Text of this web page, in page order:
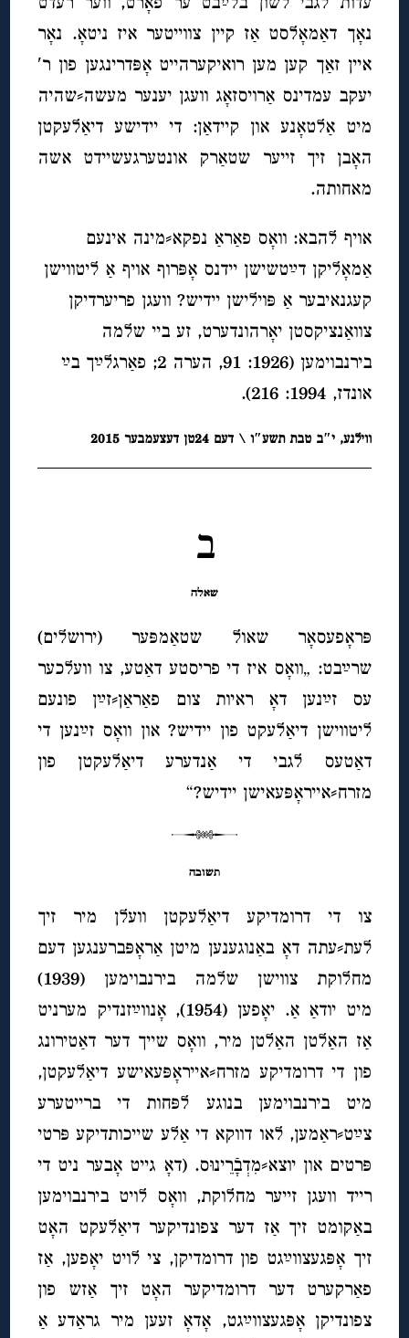
נאָך דאַמאָלסט אַז קיין צווייטער איז ניטאָ. נאָר
איין זאַך קען מען רואיקערהייט אָפּדרינגען פון ר′
יעקב עמדינס אַרויסזאָג וועגן יענער מעשה⸗שהיה
מיט אַלטאָנע און קיידאַן: די יידישע דיאַלעקטן
האָבן זיך זייער שטאַרק אונטערגעשיידט אשה
מאחותה.
אויף להבא: וואָס פאַראַ נפקא⸗מינה אינעם
אַמאָליקן דײַטשישן יידנס אָפּרוף אויף אַ ליטווישן
קעגנאיבער אַ פּוילישן יידיש? וועגן פריערדיקן
צוואַנציקסטן יאָרהונדערט, זע ביי שלמה
בירנבוימען (1926: 91, הערה 2; פאַרגלײַך בײַ
אונדז, 1994: 216).
ווילנע, י″ב טבת תשע″ו \ דעם 24טן דעצעמבער 2015
ב
שאלה
פּראָפעסאָר שאול שטאַמפּער (ירושלים)
שרײַבט: „וואָס איז די פריסטע דאַטע, צו וועלכער
עס זײַנען
דאָ ראיות צום פאַראַן⸗זײַן פונעם
ליטווישן דיאַלעקט פון יידיש? און וואָס זײַנען די
דאַטעס לגבי די אַנדערע דיאַלעקטן פון
מזרח⸗אייראָפּעאישן יידיש?“
תשובה
צו די דרומדיקע דיאַלעקטן וועלן מיר זיך
לעת⸗עתה דאָ באַנוגענען מיטן אַראָפּברענגען דעם
מחלוקת צווישן שלמה בירנבוימען (1939)
מיט יודאַ אַ. יאָפען (1954), אָנווײַזנדיק מערניט
אַז האַלטן האַלטן מיר, וואָס שייך דער דאַטירונג
פון די דרומדיקע מזרח⸗אייראָפּעאישע דיאַלעקטן,
מיט בירנבוימען בנוגע לפּחות די ברייטערע
צײַט⸗ראַמען, לאו דווקא די אַלע שייכותדיקע פּרטי
פּרטים און יוצא⸗מִדְבָֿרֵינוּס. (דאָ גייט אָבער ניט די
רייד וועגן זייער מחלוקת, וואָס לויט בירנבוימען
באַקומט זיך אַז דער צפונדיקער דיאַלעקט האָט
זיך אָפּגעצווײַגט פון דרומדיקן, צי לויט יאָפען, אַז
פאַרקערט דער דרומדיקער האָט זיך אַזש פון
צפונדיקן אָפּגעצווײַגט, אָדאָ זעען מיר גראַדע אַ